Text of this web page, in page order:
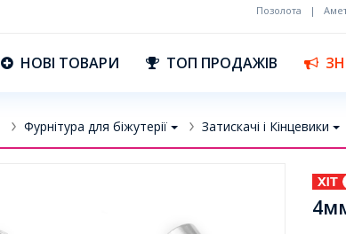
Позолота |
НОВІ ТОВАРИ ТОП ПРОДАЖІВ
Фурнітура для біжутерії Затискачі і Кінцевики